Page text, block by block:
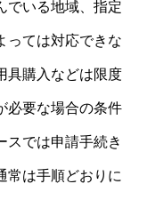
でいる地域、指定
っては対応できな
具購入などは限度
必要な場合の条件
スでは申請手続き
常は手順どおりに